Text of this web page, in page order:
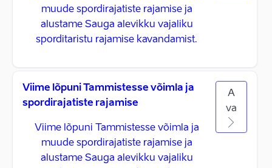
muude spordirajatiste rajamise ja
alustame Sauga alevikku vajaliku
sporditaristu rajamise kavandamist.
Viime lõpuni Tammistesse võimla ja
spordirajatiste rajamise
Viime lõpuni Tammistesse võimla ja
muude spordirajatiste rajamise ja
alustame Sauga alevikku vajaliku
A
va